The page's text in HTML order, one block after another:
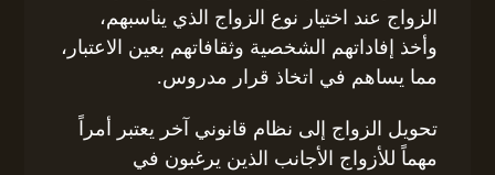
الزواج عند اختيار نوع الزواج الذي يناسبهم،
وأخذ إفاداتهم الشخصية وثقافاتهم بعين الاعتبار،
مما يساهم في اتخاذ قرار مدروس.
تحويل الزواج إلى نظام قانوني آخر يعتبر أمراً
مهماً للأزواج الأجانب الذين يرغبون في